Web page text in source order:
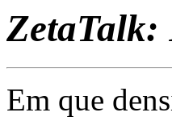
ZetaTalk:
Em que